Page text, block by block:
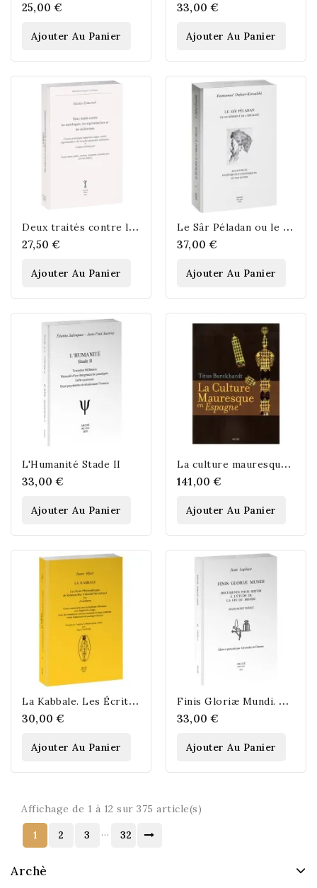
25,00 €
Ajouter Au Panier
33,00 €
Ajouter Au Panier
D
eux traités contre les astrologues, les nigromanciens et les alchimistes.
27,50 €
Ajouter Au Panier
L
e Sâr Péladan ou le serment de l’idéalité
37,00 €
Ajouter Au Panier
L'Humanité Stade II
33,00 €
Ajouter Au Panier
L
a culture mauresque en Espagne
141,00 €
Ajouter Au Panier
L
a Kabbale. Les Écrits Philosophiques de Salomon Ben Yehudah Ibn Gebirol ou...
30,00 €
Ajouter Au Panier
F
inis Gloriæ Mundi. Documents pour servir à l’étude de la fin du monde.
33,00 €
Ajouter Au Panier
Affichage de 1 à 12 sur 375 article(s)
1 2 3 … 32
Archè